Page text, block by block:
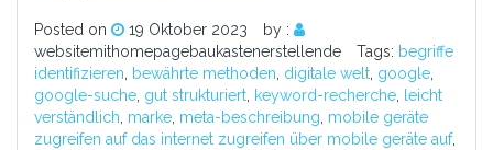
Posted on 19 Oktober 2023
by :
websitemithomepagebaukastenerstellende
Tags: begriffe
identifizieren, bewährte methoden, digitale welt, google,
google-suche, gut strukturiert, keyword-recherche, leicht
verständlich, marke, meta-beschreibung, mobile geräte
zugreifen auf das internet zugreifen über mobile geräte auf,